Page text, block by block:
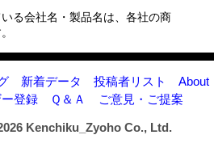
る会社名・製品名は、各社の商
新着データ 投稿者リスト
About
登録 Ｑ＆Ａ ご意見・ご提案
Kenchiku_Zyoho Co., Ltd.